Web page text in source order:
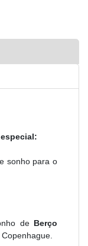
sonho para o
de Berço